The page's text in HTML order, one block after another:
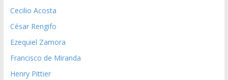
Cecilio Acosta
César Rengifo
Ezequiel Zamora
Francisco de Miranda
Henry Pittier